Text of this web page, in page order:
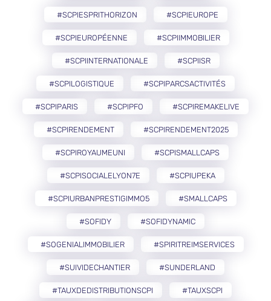
#SCPIESPRITHORIZON #SCPIEUROPE
#SCPIEUROPÉENNE #SCPIIMMOBILIER
#SCPIINTERNATIONALE #SCPIISR
#SCPILOGISTIQUE #SCPIPARCSACTIVITÉS
#SCPIPARIS #SCPIPFO #SCPIREMAKELIVE
#SCPIRENDEMENT #SCPIRENDEMENT2025
#SCPIROYAUMEUNI #SCPISMALLCAPS
#SCPISOCIALELYON7E #SCPIUPEKA
#SCPIURBANPRESTIGIMMO5 #SMALLCAPS
#SOFIDY #SOFIDYNAMIC
#SOGENIALIMMOBILIER #SPIRITREIMSERVICES
#SUIVIDECHANTIER #SUNDERLAND
#TAUXDEDISTRIBUTIONSCPI #TAUXSCPI